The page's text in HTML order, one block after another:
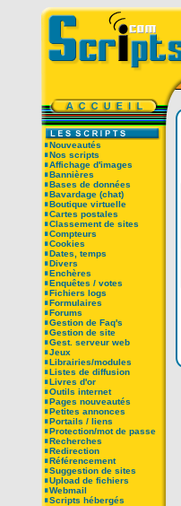
Nouveautés
Nos scripts
Affichage d'images
Bannières
Bases de données
Bavardage (chat)
Boutique virtuelle
Cartes postales
Classement de sites
Compteurs
Cookies
Dates, temps
Divers
Enchères
Enquêtes / votes
Fichiers logs
Formulaires
Forums
Gestion de Faq's
Gestion de site
Gest. serveur web
Jeux
Librairies/modules
Listes de diffusion
Livres d'or
Outils internet
Pages nouveautés
Petites annonces
Portails / liens
Protection/mot de passe
Recherches
Redirection
Référencement
Suggestion de sites
Upload de fichiers
Webmail
Scripts hébergés